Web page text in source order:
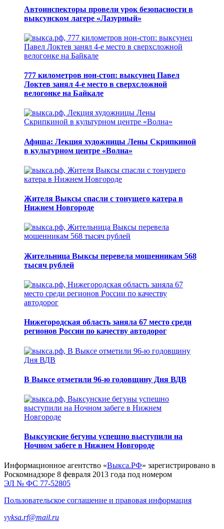
Автоинспекторы провели урок безопасности в
выксунском лагере «Лазурный»
777 километров нон-стоп: выксунец Павел
Локтев занял 4-е место в сверхсложной
велогонке на Байкале
Афиша: Лекция художницы Лены Скрипкиной
в культурном центре «Волна»
Жителя Выксы спасли с тонущего катера в
Нижнем Новгороде
Жительница Выксы перевела мошенникам 568
тысяч рублей
Нижегородская область заняла 67 место среди
регионов России по качеству автодорог
В Выксе отметили 96-ю годовщину Дня ВДВ
Выксунские бегуны успешно выступили на
Ночном забеге в Нижнем Новгороде
Информационное агентство «Выкса.РФ» зарегистрировано в
Роскомнадзоре 8 февраля 2013 года под номером
ЭЛ № ФС 77-52805
Пользовательское соглашение и правовая информация
vyksa.rf@mail.ru